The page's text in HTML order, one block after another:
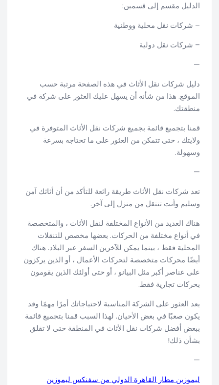
الدليل مقسم إلى قسمين:
– شركات نقل محلية ووطنية
– شركات نقل دولية
—
دليل شركات نقل الأثاث في هذه الصفحة مرتبة حسب
الموقع. هذا من شأنه أن يسهل عليك العثور على شركة في
منطقتك.
قمنا بتجميع قائمة بجميع شركات نقل الأثاث المتوفرة في
ولايتك ، حتى تتمكن من العثور على ما تحتاجه بسرعة
وسهولة.
—
تعد شركات نقل الأثاث طريقة رائعة للتأكد من أن أثاثك آمن
وسليم وأنت تنتقل من منزل إلى آخر.
هناك العديد من الأنواع المختلفة لنقل الأثاث ، والمتخصصة
في أنواع مختلفة من الحركات. بعضها مخصص للتنقلات
المحلية فقط ، بينما يمكن للآخرين السفر عبر البلاد. هناك
أيضًا محركات متخصصة لتحركات الأعمال ، أو الذين يركزون
على عناصر أكبر مثل البيانو ، أو حتى أولئك الذين يقومون
بحركات تجارية فقط.
يعد العثور على الشركة المناسبة لاحتياجاتك أمرًا مهمًا وقد
يكون صعبًا في بعض الأحيان. لهذا السبب قمنا بتجميع قائمة
ببعض أفضل شركات نقل الأثاث في المنطقة حتى لا تقلق
بشأن ذلك!
—
ليموزين مطار القاهرة الدولي من سفنكس ليموزين